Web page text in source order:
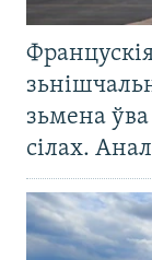
зьмена
сілах.